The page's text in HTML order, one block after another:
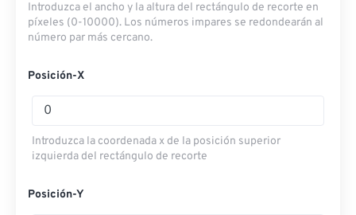
Introduzca el ancho y la altura del rectángulo de recorte en
píxeles (0-10000). Los números impares se redondearán al
número par más cercano.
Posición-X
Introduzca la coordenada x de la posición superior
izquierda del rectángulo de recorte
Posición-Y